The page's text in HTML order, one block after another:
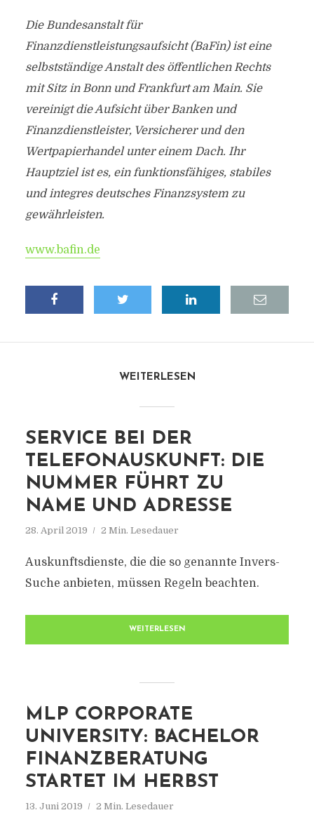
Die Bundesanstalt für
Finanzdienstleistungsaufsicht (BaFin) ist eine
selbstständige Anstalt des öffentlichen Rechts
mit Sitz in Bonn und Frankfurt am Main. Sie
vereinigt die Aufsicht über Banken und
Finanzdienstleister, Versicherer und den
Wertpapierhandel unter einem Dach. Ihr
Hauptziel ist es, ein funktionsfähiges, stabiles
und integres deutsches Finanzsystem zu
gewährleisten.
www.bafin.de
WEITERLESEN
SERVICE BEI DER
TELEFONAUSKUNFT: DIE
NUMMER FÜHRT ZU
NAME UND ADRESSE
28. April 2019 2 Min. Lesedauer
Auskunftsdienste, die die so genannte Invers-
Suche anbieten, müssen Regeln beachten.
WEITERLESEN
MLP CORPORATE
UNIVERSITY: BACHELOR
FINANZBERATUNG
STARTET IM HERBST
13. Juni 2019 2 Min. Lesedauer